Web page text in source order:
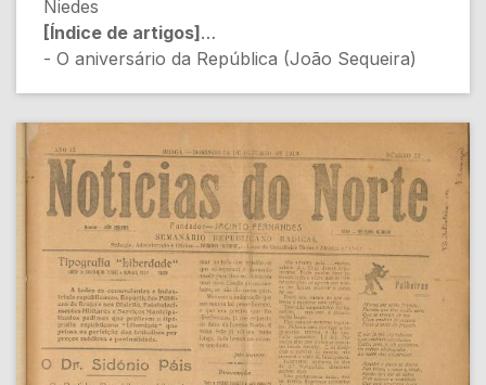
Niedes
[Índice de artigos]
- O aniversário da República (João Sequeira)
- Uma carta (Manuel Ferreira Capa)
[Sociedade]
- Portugal patriótico (Paixão Bastos) [Poesia]
- Justino Cruz (Desconhecido) [Obituário]
- Perguntas e respostas (Desconhecido)
[Política]
- Um apêlo (Desconhecido) [Sociedade]
- Palheiras (Desconhecido) [Humor]
- Uma carta (Augusto Tristão Pereira Pimenta